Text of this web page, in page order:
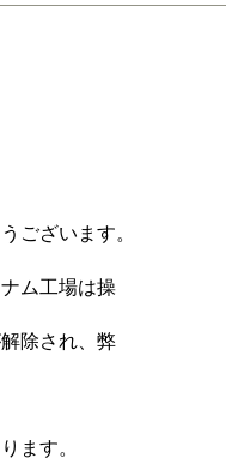
ございます。
ム工場は操
除され、弊
ます。